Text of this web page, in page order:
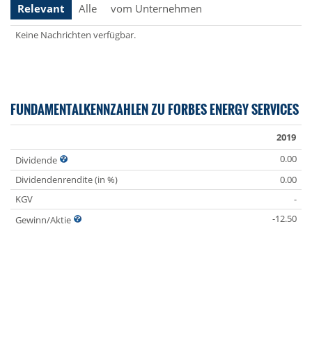
Relevant
Alle vom Unternehmen
Keine Nachrichten verfügbar.
FUNDAMENTALKENNZAHLEN ZU FORBES ENERGY SERVICES
2019
Dividende
0.00
Dividendenrendite (in %)
0.00
KGV
-
Gewinn/Aktie
-12.50